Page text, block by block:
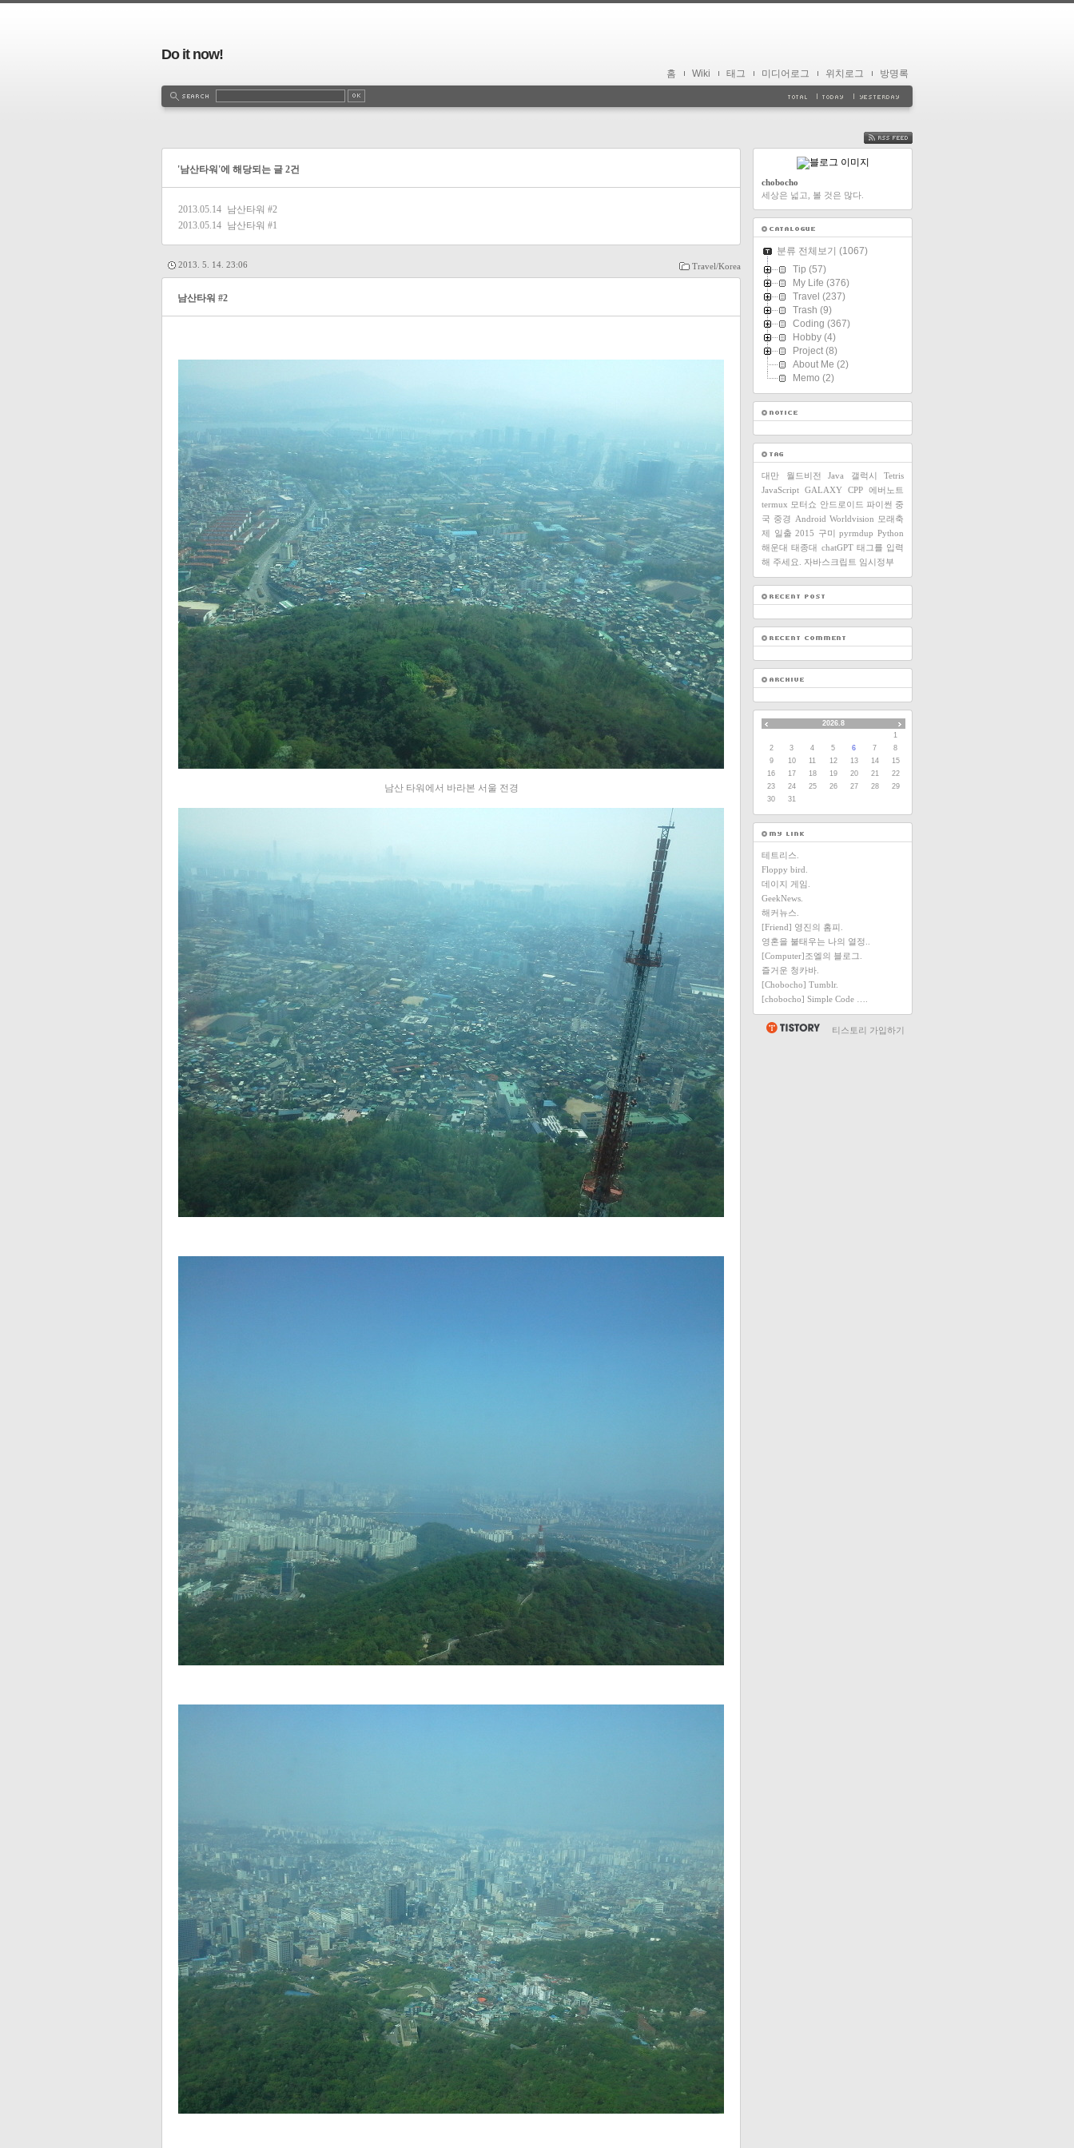
Do it now!
홈 Wiki 태그 미디어로그 위치로그 방명록
'남산타워'에 해당되는 글 2건
2013.05.14 남산타워 #2
2013.05.14 남산타워 #1
Travel/Korea
2013. 5. 14. 23:06
남산타워 #2
남산 타워에서 바라본 서울 전경
FEED
chobocho
세상은 넓고, 볼 것은 많다.
분류 전체보기 (1067)
Tip (57)
My Life (376)
Travel (237)
Trash (9)
Coding (367)
Hobby (4)
Project (8)
About Me (2)
Memo (2)
대만 월드비전 Java 갤럭시
Tetris
JavaScript GALAXY CPP 에버노트
termux 모터쇼 안드로이드 파이썬 중
국 중경 Android Worldvision 모래축
제 일출 2015 구미 pyrmdup Python
해운대 태종대 chatGPT 태그를 입력
해 주세요.
자바스크립트 임시정부
2026.8
1
2
3 4 5 6 7
8
9
10 11 12 13 14
15
16
17 18 19 20 21
22
23
24 25 26 27 28
29
30
31
테트리스.
Floppy bird.
데이지 게임.
GeekNews.
해커뉴스.
[Friend] 영진의 홈피.
영혼을 불태우는 나의 열정..
[Computer]조엘의 블로그.
즐거운 청카바.
[Chobocho] Tumblr.
[chobocho] Simple Code ….
티스토리 가입하기